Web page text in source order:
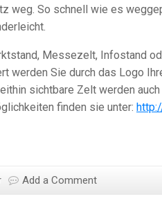
weg. So schnell wie es
Messezelt, Infostand
werden Sie durch das Logo
sichtbare Zelt werden
finden sie unter:
Add a Comment